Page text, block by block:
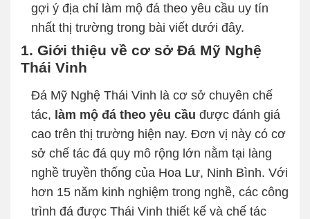
gợi ý địa chỉ làm mộ đá theo yêu cầu uy tín
nhất thị trường trong bài viết dưới đây.
1. Giới thiệu về cơ sở Đá Mỹ Nghệ
Thái Vinh
Đá Mỹ Nghệ Thái Vinh là cơ sở chuyên chế
tác, làm mộ đá theo yêu cầu được đánh giá
cao trên thị trường hiện nay. Đơn vị này có cơ
sở chế tác đá quy mô rộng lớn nằm tại làng
nghề truyền thống của Hoa Lư, Ninh Bình. Với
hơn 15 năm kinh nghiệm trong nghề, các công
trình đá được Thái Vinh thiết kế và chế tác